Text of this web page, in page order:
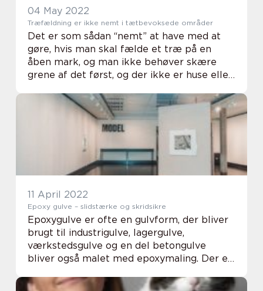
04 May 2022
Træfældning er ikke nemt i tætbevoksede områder
Det er som sådan “nemt” at have med at
gøre, hvis man skal fælde et træ på en
åben mark, og man ikke behøver skære
grene af det først, og der ikke er huse eller
over, så længer man fjerner alt andet ...
11 April 2022
Epoxy gulve – slidstærke og skridsikre
Epoxygulve er ofte en gulvform, der bliver
brugt til industrigulve, lagergulve,
værkstedsgulve og en del betongulve
bliver også malet med epoxymaling. Der er
du kan derfor vælge imellem forskellige